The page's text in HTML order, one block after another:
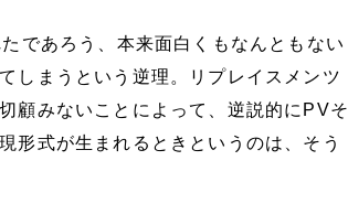
であろう、本来面白くもなんともない
しまうという逆理。リプレイスメンツ
顧みないことによって、逆説的にPVそ
形式が生まれるときというのは、そう